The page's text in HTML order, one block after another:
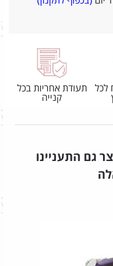
לכל
תעודת אחריות בכל
קנייה
גם התעניינו